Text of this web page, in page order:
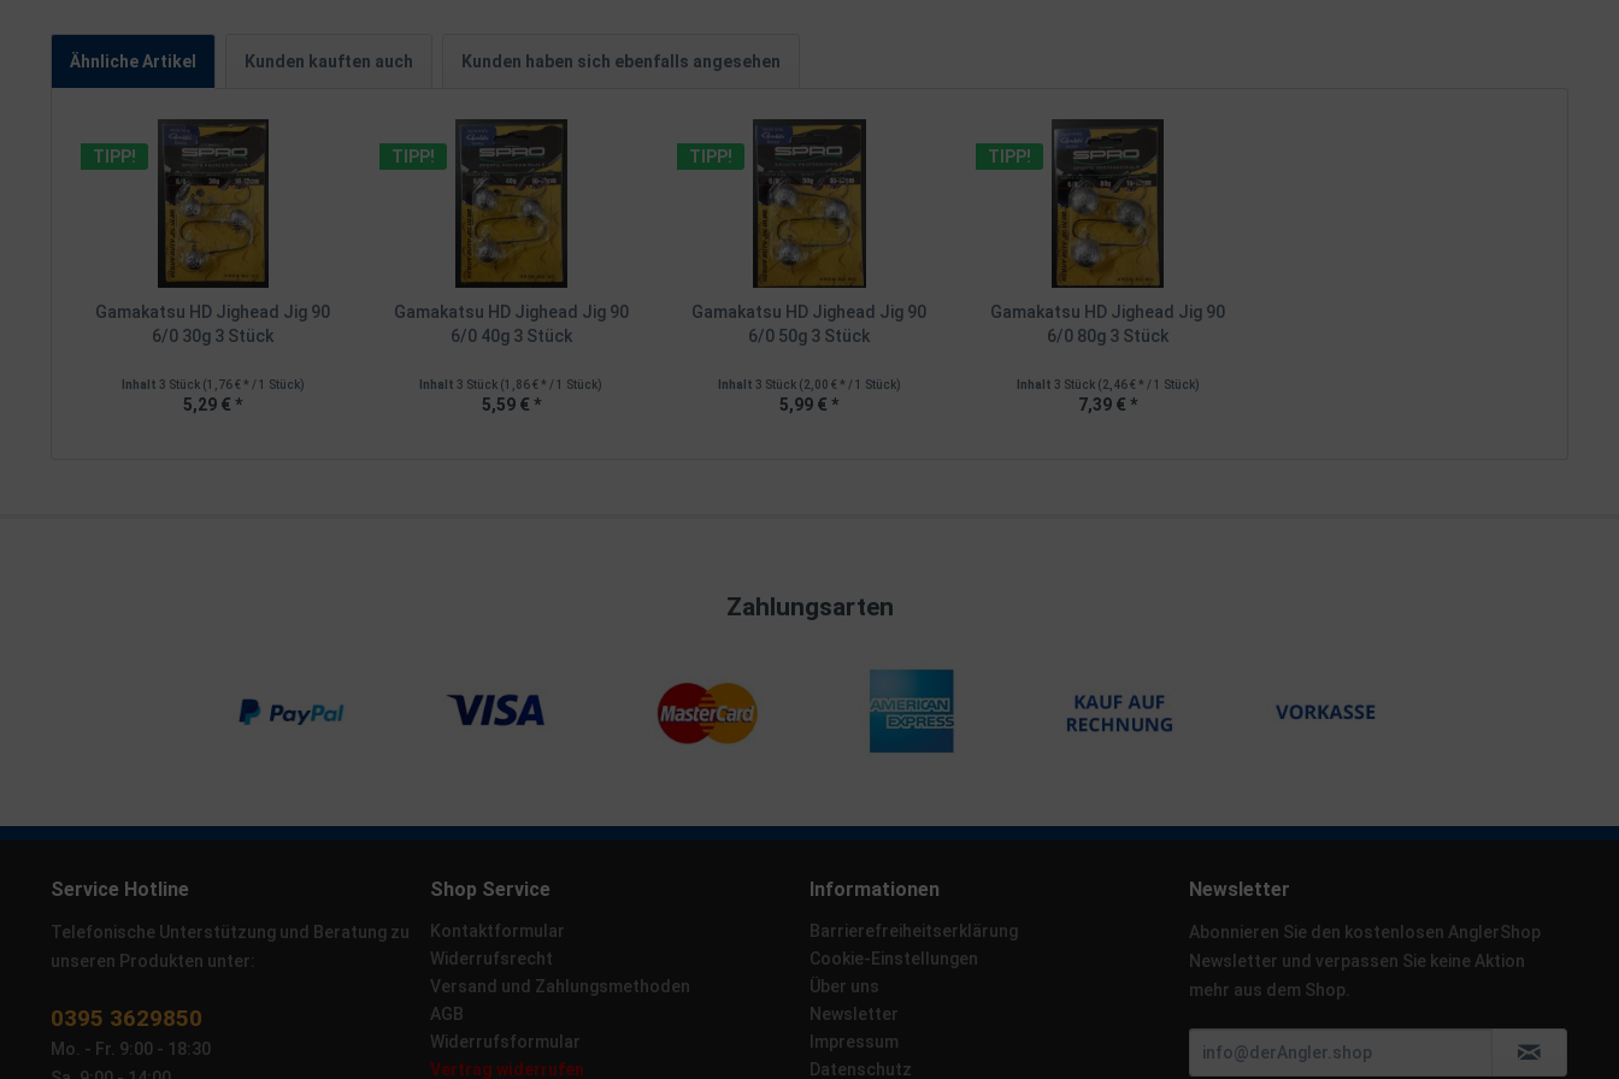
Ähnliche Artikel Kunden kauften auch Kunden haben sich ebenfalls angesehen
TIPP!
Gamakatsu HD Jighead Jig 90
6/0 30g 3 Stück
Inhalt 3 Stück (1,76 € * / 1 Stück)
5,29 € *
TIPP!
Gamakatsu HD Jighead Jig 90
6/0 40g 3 Stück
Inhalt3 Stück (1,86 € * / 1 Stück)
5,59 € *
TIPP!
Gamakatsu HD Jighead Jig 90
6/0 50g 3 Stück
Inhalt 3 Stück (2,00 € * / 1 Stück)
5,99 € *
TIPP!
Gamakatsu HD Jighead Jig 90
6/0 80g 3 Stück
Inhalt 3 Stück (2,46 € * / 1 Stück)
7,39 € *
Zahlungsarten
Service Hotline
Telefonische Unterstützung und Beratung zu
unseren Produkten unter:
0395 3629850
Mo. - Fr. 9:00 - 18:30
Shop Service
Kontaktformular
Widerrufsrecht
Versand und Zahlungsmethoden
AGB
Widerrufsformular
Vertrag widerrufen
Informationen
Barrierefreiheitserklärung
Cookie-Einstellungen
Über uns
Newsletter
Impressum
Datenschutz
Newsletter
Abonnieren Sie den kostenlosen AnglerShop
Newsletter und verpassen Sie keine Aktion
mehr aus dem Shop.